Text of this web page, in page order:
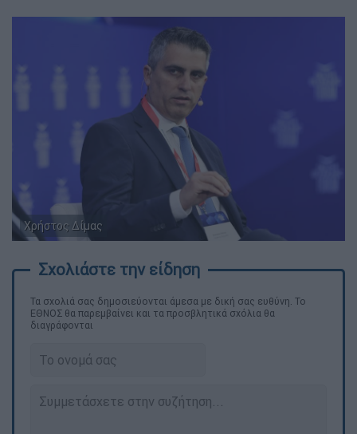
Χρήστος Δίμας
Τα σχολιά σας δημοσιεύονται άμεσα με δική σας ευθύνη. Το
ΕΘΝΟΣ θα παρεμβαίνει και τα προσβλητικά σχόλια θα
διαγράφονται